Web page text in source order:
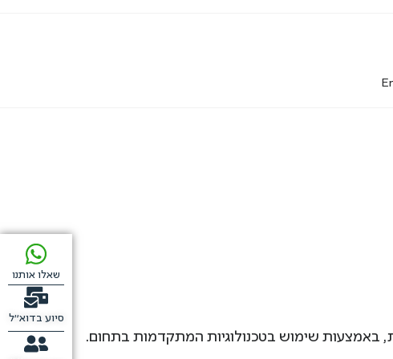
באמצעות שימוש בטכנולוגיות המתקדמות בתחום.
שאלו אותנו
סיוע בדוא"ל